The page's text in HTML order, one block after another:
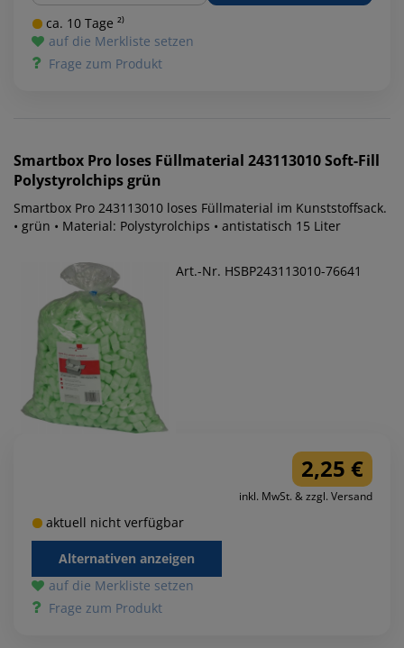
ca. 10 Tage ²⁾
auf die Merkliste setzen
Frage zum Produkt
Smartbox Pro loses Füllmaterial 243113010 Soft-Fill
Polystyrolchips grün
Smartbox Pro 243113010 loses Füllmaterial im Kunststoffsack.
• grün • Material: Polystyrolchips • antistatisch 15 Liter
Art.-Nr. HSBP243113010-76641
2,25 €
inkl. MwSt. & zzgl. Versand
aktuell nicht verfügbar
Alternativen anzeigen
auf die Merkliste setzen
Frage zum Produkt